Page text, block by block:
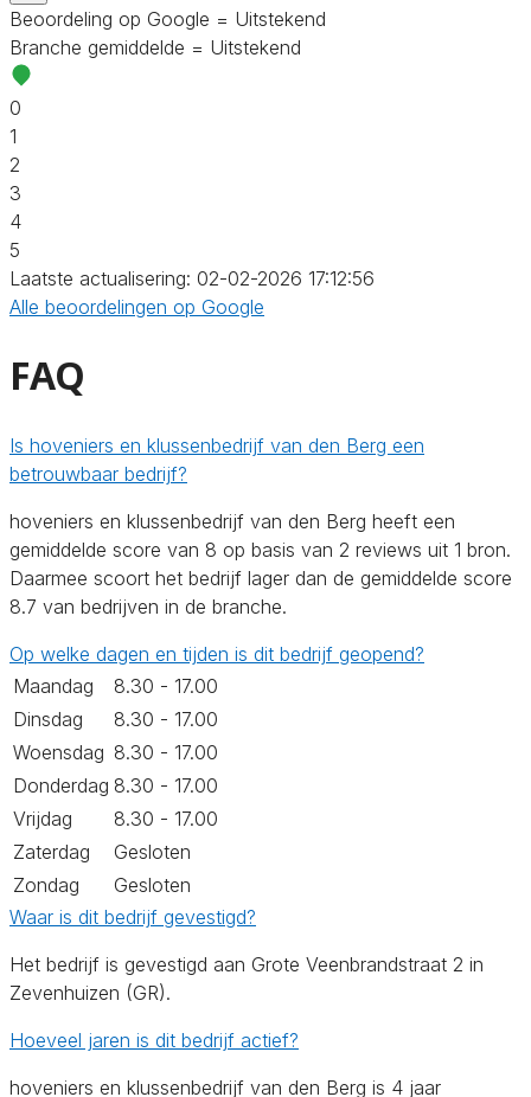
Beoordeling op Google = Uitstekend
Branche gemiddelde = Uitstekend
0
1
2
3
4
5
Laatste actualisering: 02-02-2026 17:12:56
Alle beoordelingen op Google
FAQ
Is hoveniers en klussenbedrijf van den Berg een
betrouwbaar bedrijf?
hoveniers en klussenbedrijf van den Berg heeft een
gemiddelde score van 8 op basis van 2 reviews uit 1 bron.
Daarmee scoort het bedrijf lager dan de gemiddelde score
8.7 van bedrijven in de branche.
Op welke dagen en tijden is dit bedrijf geopend?
Maandag
8.30 - 17.00
Dinsdag
8.30 - 17.00
Woensdag 8.30 - 17.00
Donderdag 8.30 - 17.00
Vrijdag
8.30 - 17.00
Zaterdag
Gesloten
Zondag
Gesloten
Waar is dit bedrijf gevestigd?
Het bedrijf is gevestigd aan Grote Veenbrandstraat 2 in
Zevenhuizen (GR).
Hoeveel jaren is dit bedrijf actief?
hoveniers en klussenbedrijf van den Berg is 4 jaar